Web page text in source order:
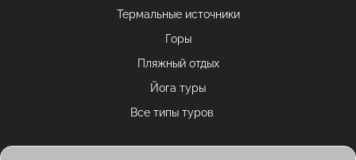
Термальные источники
Горы
Пляжный отдых
Йога туры
Все типы туров